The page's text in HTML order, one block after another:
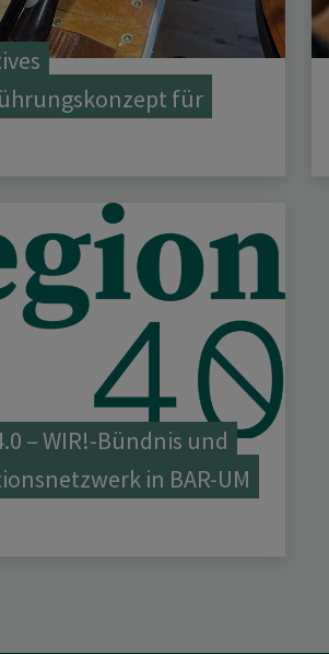
für
– WIR!-Bündnis und
in BAR-UM